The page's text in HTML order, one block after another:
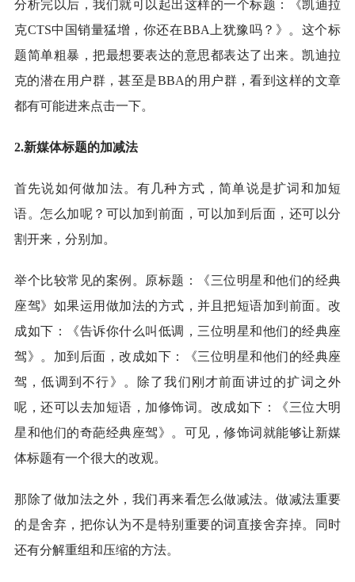
分析完以后，我们就可以起出这样的一个标题：《凯迪拉
克CTS中国销量猛增，你还在BBA上犹豫吗？》。这个标
题简单粗暴，把最想要表达的意思都表达了出来。凯迪拉
克的潜在用户群，甚至是BBA的用户群，看到这样的文章
都有可能进来点击一下。
2.新媒体标题的加减法
首先说如何做加法。有几种方式，简单说是扩词和加短
语。怎么加呢？可以加到前面，可以加到后面，还可以分
割开来，分别加。
举个比较常见的案例。原标题：《三位明星和他们的经典
座驾》如果运用做加法的方式，并且把短语加到前面。改
成如下：《告诉你什么叫低调，三位明星和他们的经典座
驾》。加到后面，改成如下：《三位明星和他们的经典座
驾，低调到不行》。除了我们刚才前面讲过的扩词之外
呢，还可以去加短语，加修饰词。改成如下：《三位大明
星和他们的奇葩经典座驾》。可见，修饰词就能够让新媒
体标题有一个很大的改观。
那除了做加法之外，我们再来看怎么做减法。做减法重要
的是舍弃，把你认为不是特别重要的词直接舍弃掉。同时
还有分解重组和压缩的方法。